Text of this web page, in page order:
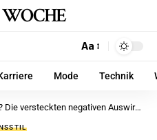
WOCHE
Aa
Mode Technik
negativen Auswirkungen auf deinen Körper